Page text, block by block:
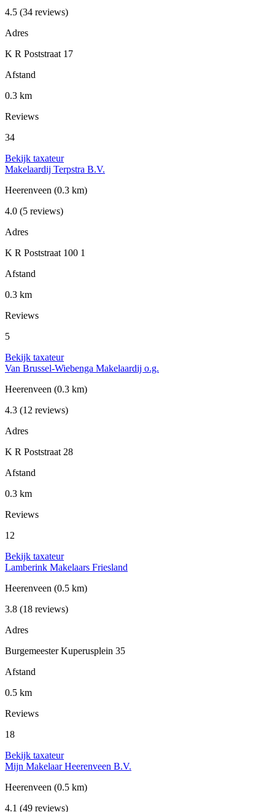
4.5 (34 reviews)
Adres
K R Poststraat 17
Afstand
0.3 km
Reviews
34
Bekijk taxateur
Makelaardij Terpstra B.V.
Heerenveen (0.3 km)
4.0 (5 reviews)
Adres
K R Poststraat 100 1
Afstand
0.3 km
Reviews
5
Bekijk taxateur
Van Brussel-Wiebenga Makelaardij o.g.
Heerenveen (0.3 km)
4.3 (12 reviews)
Adres
K R Poststraat 28
Afstand
0.3 km
Reviews
12
Bekijk taxateur
Lamberink Makelaars Friesland
Heerenveen (0.5 km)
3.8 (18 reviews)
Adres
Burgemeester Kuperusplein 35
Afstand
0.5 km
Reviews
18
Bekijk taxateur
Mijn Makelaar Heerenveen B.V.
Heerenveen (0.5 km)
4.1 (49 reviews)